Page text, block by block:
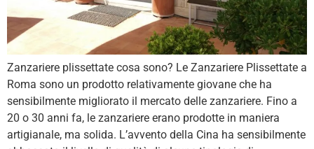
Zanzariere plissettate cosa sono? Le Zanzariere Plissettate a
Roma sono un prodotto relativamente giovane che ha
sensibilmente migliorato il mercato delle zanzariere. Fino a
20 o 30 anni fa, le zanzariere erano prodotte in maniera
artigianale, ma solida. L’avvento della Cina ha sensibilmente